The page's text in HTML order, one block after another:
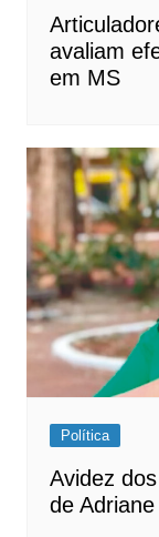
avaliam
em MS
Política
Avidez
de